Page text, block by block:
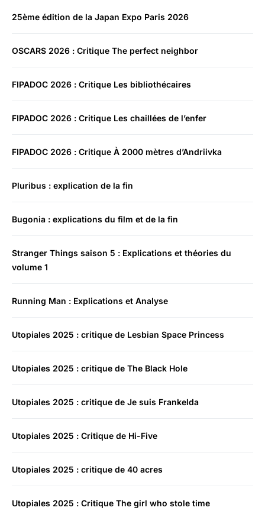
25ème édition de la Japan Expo Paris 2026
OSCARS 2026 : Critique The perfect neighbor
FIPADOC 2026 : Critique Les bibliothécaires
FIPADOC 2026 : Critique Les chaillées de l’enfer
FIPADOC 2026 : Critique À 2000 mètres d’Andriivka
Pluribus : explication de la fin
Bugonia : explications du film et de la fin
Stranger Things saison 5 : Explications et théories du
volume 1
Running Man : Explications et Analyse
Utopiales 2025 : critique de Lesbian Space Princess
Utopiales 2025 : critique de The Black Hole
Utopiales 2025 : critique de Je suis Frankelda
Utopiales 2025 : Critique de Hi-Five
Utopiales 2025 : critique de 40 acres
Utopiales 2025 : Critique The girl who stole time